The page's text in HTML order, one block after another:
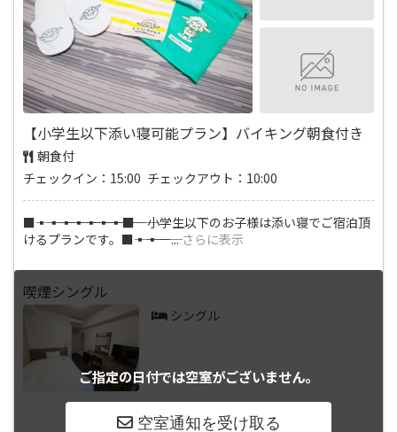
【小学生以下添い寝可能プラン】バイキング朝食付き
朝食付
チェックイン：15:00 チェックアウト：10:00
■―――▪―――▪―――▪―――▪―――▪―――▪―――▪―――■ 小学生以下のお子様は添い寝でご宿泊頂
けるプランです。■―――▪―――▪―...さらに表示
ご指定の日付では空室がございません。
喫煙シングル
シングル